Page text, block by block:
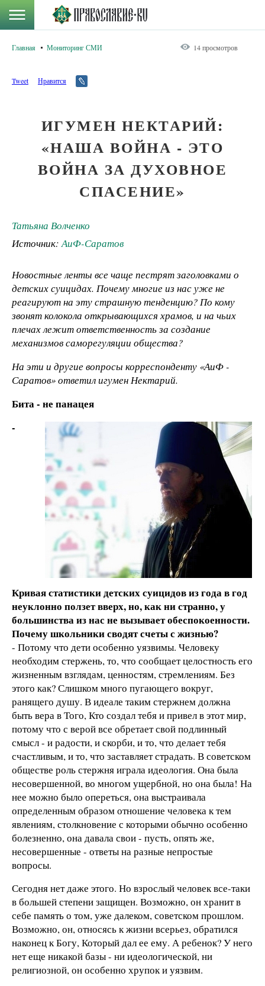
Главная Мониторинг СМИ 14 просмотров
Tweet Нравится
ИГУМЕН НЕКТАРИЙ:
«НАША ВОЙНА - ЭТО
ВОЙНА ЗА ДУХОВНОЕ
СПАСЕНИЕ»
Татьяна Волченко
Источник:АиФ-Саратов
Новостные ленты все чаще пестрят заголовками о
детских суицидах. Почему многие из нас уже не
реагируют на эту страшную тенденцию? По кому
звонят колокола открывающихся храмов, и на чьих
плечах лежит ответственность за создание
механизмов саморегуляции общества?
На эти и другие вопросы корреспонденту «АиФ -
Саратов» ответил игумен Нектарий.
Бита - не панацея
-
Кривая статистики детских суицидов из года в год
неуклонно ползет вверх, но, как ни странно, у
большинства из нас не вызывает обеспокоенности.
Почему школьники сводят счеты с жизнью?
- Потому что дети особенно уязвимы. Человеку
необходим стержень, то, что сообщает целостность его
жизненным взглядам, ценностям, стремлениям. Без
этого как? Слишком много пугающего вокруг,
ранящего душу. В идеале таким стержнем должна
быть вера в Того, Кто создал тебя и привел в этот мир,
потому что с верой все обретает свой подлинный
смысл - и радости, и скорби, и то, что делает тебя
счастливым, и то, что заставляет страдать. В советском
обществе роль стержня играла идеология. Она была
несовершенной, во многом ущербной, но она была! На
нее можно было опереться, она выстраивала
определенным образом отношение человека к тем
явлениям, столкновение с которыми обычно особенно
болезненно, она давала свои - пусть, опять же,
несовершенные - ответы на разные непростые
вопросы.
Сегодня нет даже этого. Но взрослый человек все-таки
в большей степени защищен. Возможно, он хранит в
себе память о том, уже далеком, советском прошлом.
Возможно, он, относясь к жизни всерьез, обратился
наконец к Богу, Который дал ее ему. А ребенок? У него
нет еще никакой базы - ни идеологической, ни
религиозной, он особенно хрупок и уязвим.